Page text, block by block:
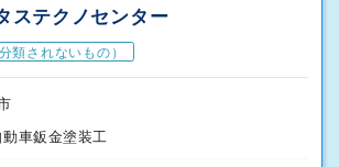
ステクノセンター
類されないもの）
動車鈑金塗装工